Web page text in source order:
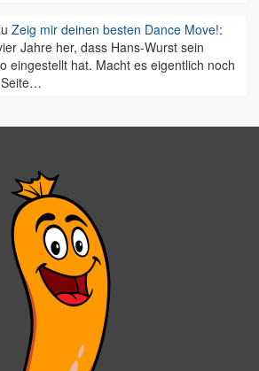
Zeig mir deinen besten Dance Move!:
Jahre her, dass Hans-Wurst sein
eingestellt hat. Macht es eigentlich noch
Seite…